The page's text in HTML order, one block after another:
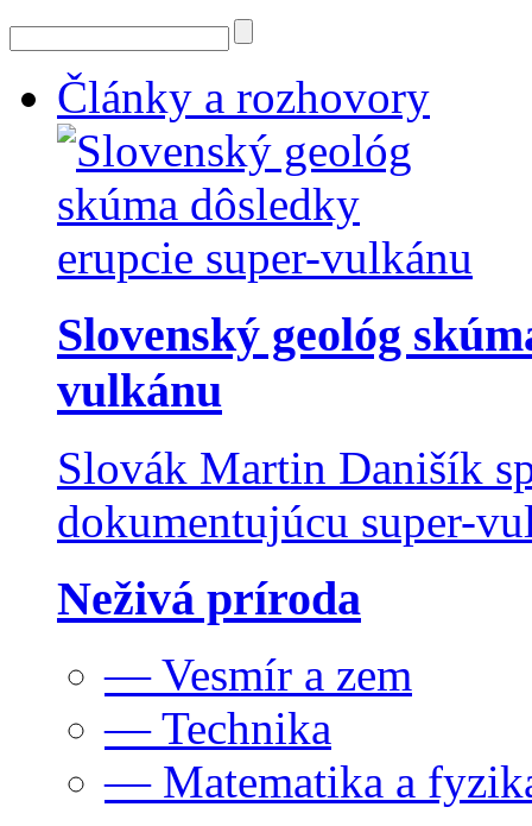
Články a rozhovory
Slovenský geológ
vulkánu
Slovák Martin Danišík
dokumentujúcu super-
Neživá príroda
— Vesmír a zem
— Technika
— Matematika a